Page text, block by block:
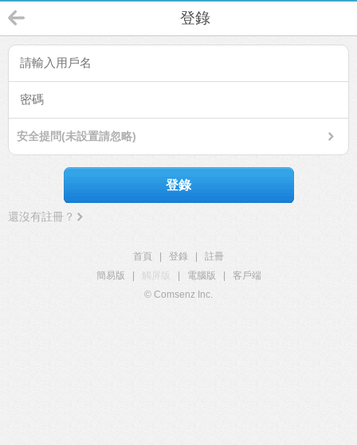
登錄
安全提問(未設置請忽略)
登錄
還沒有註冊？
首頁 登錄
註冊
簡易版
觸屏版 電腦版
客戶端
© Comsenz Inc.